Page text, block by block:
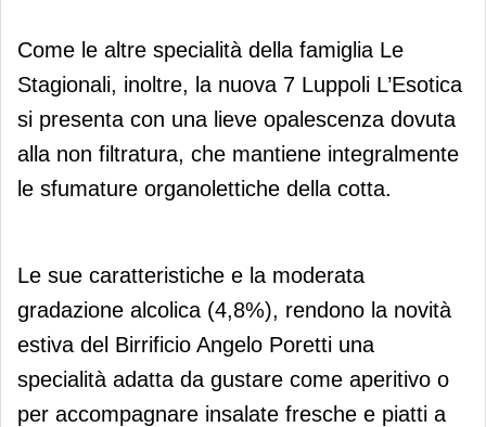
Come le altre specialità della famiglia Le
Stagionali, inoltre, la nuova 7 Luppoli L’Esotica
si presenta con una lieve opalescenza dovuta
alla non filtratura, che mantiene integralmente
le sfumature organolettiche della cotta.
Le sue caratteristiche e la moderata
gradazione alcolica (4,8%), rendono la novità
estiva del Birrificio Angelo Poretti una
specialità adatta da gustare come aperitivo o
per accompagnare insalate fresche e piatti a